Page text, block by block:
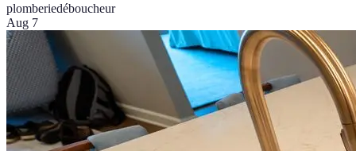
plomberiedéboucheur
Aug 7